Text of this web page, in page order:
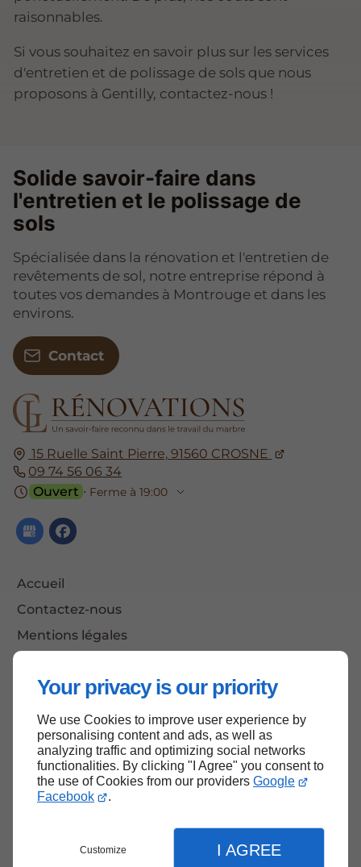
Your privacy is our priority
We use Cookies to improve user experience by
personalising content and ads, as well as
analyzing traffic and optimizing social networks
functionalities. By clicking "I Agree" you consent to
the use of Cookies from our providers Google
Facebook
.
Customize I AGREE
raisonnables.
Si vous souhaitez en savoir plus sur les services
d'entretien et de polissage de sols que nous
proposons à Gentilly, contactez-nous !
15 Ruelle Saint Pierre, 91560 CROSNE
09 74 56 06 34
Ouvert ⋅ Ferme à 19:00
Accueil
Contactez-nous
Mentions légales
Solide savoir-faire dans
l'entretien et le polissage de
sols
Spécialisée dans la rénovation et l'entretien de
revêtements de sol, notre entreprise répond à
toutes vos demandes à Montrouge et dans les
environs.
Contact
Haut de page